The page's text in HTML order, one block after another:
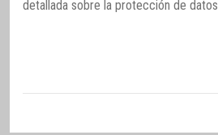
detallada sobre la protección de datos